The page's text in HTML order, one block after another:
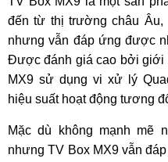
đến từ thị trường châu
nhưng vẫn đáp ứng được
Được đánh giá cao bởi giới
MX9 sử dụng vi xử lý
hiệu suất hoạt động tương
Mặc dù không mạnh mẽ
nhưng TV Box MX9 vẫn